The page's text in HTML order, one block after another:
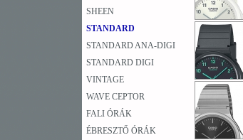
SHEEN
STANDARD
STANDARD ANA-DIGI
STANDARD DIGI
VINTAGE
WAVE CEPTOR
FALI ÓRÁK
ÉBRESZTŐ ÓRÁK